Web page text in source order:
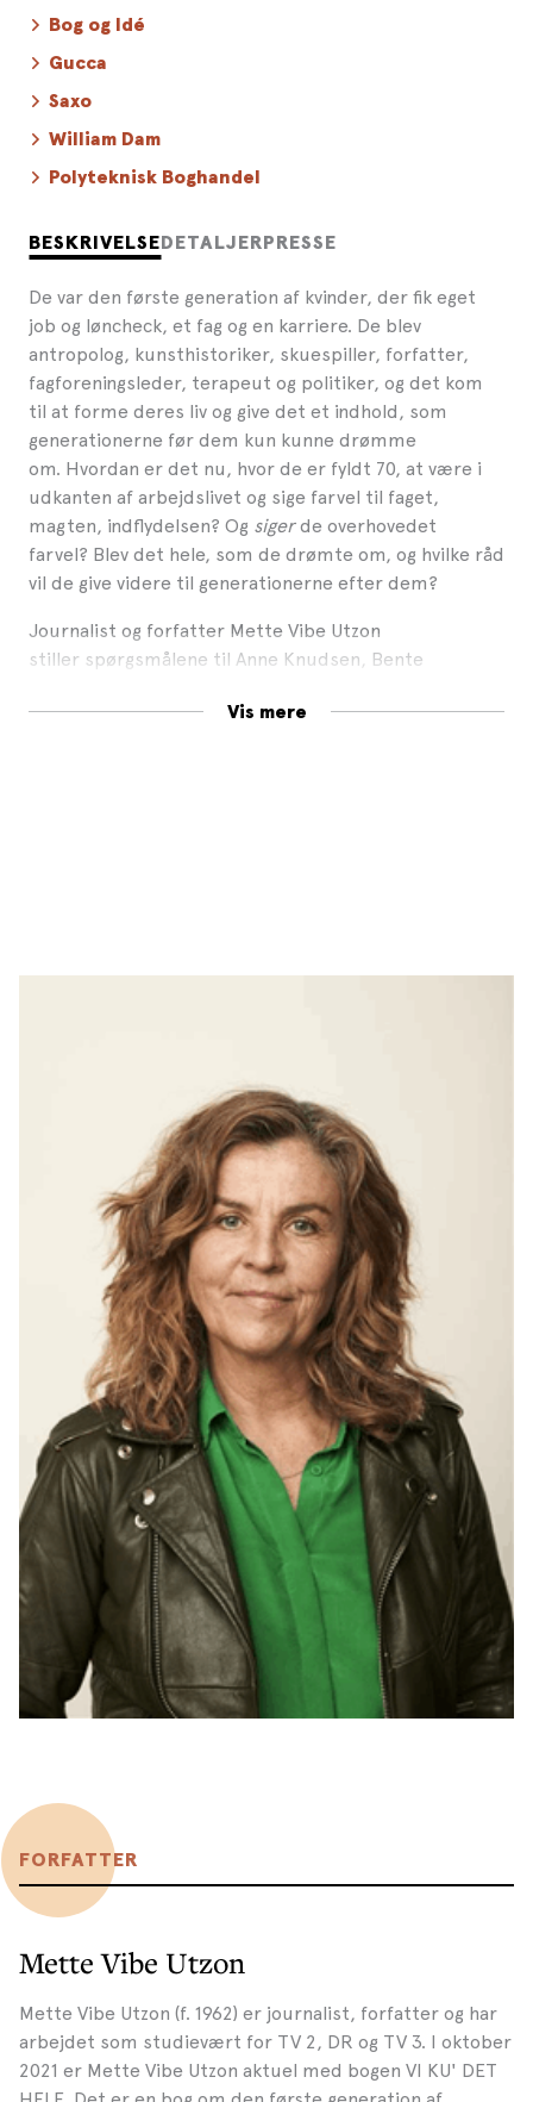
BESKRIVELSE DETALJER PRESSE
De var den første generation af kvinder, der fik eget
job og løncheck, et fag og en karriere. De blev
antropolog, kunsthistoriker, skuespiller, forfatter,
fagforeningsleder, terapeut og politiker, og det kom
til at forme deres liv og give det et indhold, som
generationerne før dem kun kunne drømme
om. Hvordan er det nu, hvor de er fyldt 70, at være i
udkanten af arbejdslivet og sige farvel til faget,
magten, indflydelsen? Og sigerde overhovedet
farvel? Blev det hele, som de drømte om, og hvilke råd
vil de give videre til generationerne efter dem?
Journalist og forfatter Mette Vibe Utzon
stiller spørgsmålene til Anne Knudsen, Bente
Knudsen, Marianne Davidsen-Nielsen og Marianne
Vis mere
Bog og Idé
Gucca
Saxo
William Dam
Polyteknisk Boghandel
FORFATTER
Mette Vibe Utzon
Mette Vibe Utzon (f. 1962) er journalist, forfatter og har
arbejdet som studievært for TV 2, DR og TV 3. I oktober
2021 er Mette Vibe Utzon aktuel med bogen VI KU' DET